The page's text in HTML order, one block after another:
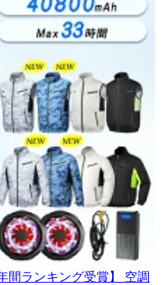
間ランキング受賞】 空調